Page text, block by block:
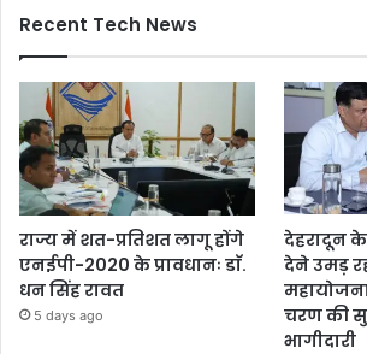
Recent Tech News
राज्य में शत-प्रतिशत लागू होंगे
एनईपी-2020 के प्रावधानः डाॅ.
धन सिंह रावत
5 days ago
देहरादून
देने उमड़
चरण की
भागीदारी